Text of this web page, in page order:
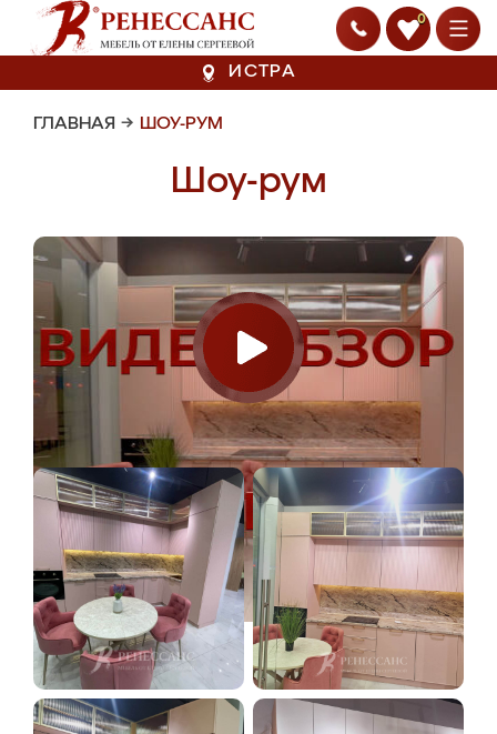
0
ИСТРА
ГЛАВНАЯ → ШОУ-РУМ
Шоу-рум